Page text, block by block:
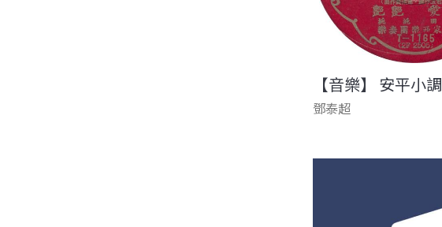
【音樂】 安平小調
鄧泰超